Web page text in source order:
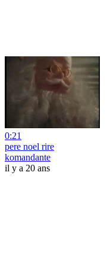
0:21
pere noel rire
komandante
il y a 20 ans